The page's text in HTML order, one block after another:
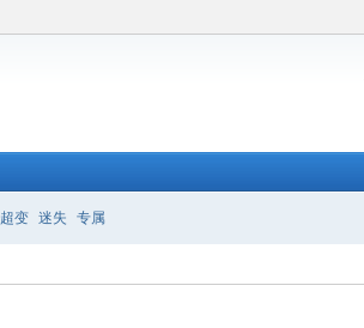
超变 迷失 专属